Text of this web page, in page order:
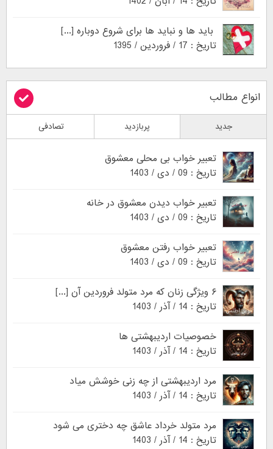
باید ها و نباید ها برای شروع دوباره [...]
تاریخ : 17 / فروردین / 1395
انواع مطالب
جدید پربازدید تصادفی
تعبیر خواب بی محلی معشوق
تاریخ : 09 / دی / 1403
تعبیر خواب دیدن معشوق در خانه
تاریخ : 09 / دی / 1403
تعبیر خواب رفتن معشوق
تاریخ : 09 / دی / 1403
۶ ویژگی زنان که مرد متولد فروردین آن [...]
تاریخ : 14 / آذر / 1403
خصوصیات اردیبهشتی ها
تاریخ : 14 / آذر / 1403
مرد اردیبهشتی از چه زنی خوشش میاد
تاریخ : 14 / آذر / 1403
مرد متولد خرداد عاشق چه دختری می شود
تاریخ : 14 / آذر / 1403